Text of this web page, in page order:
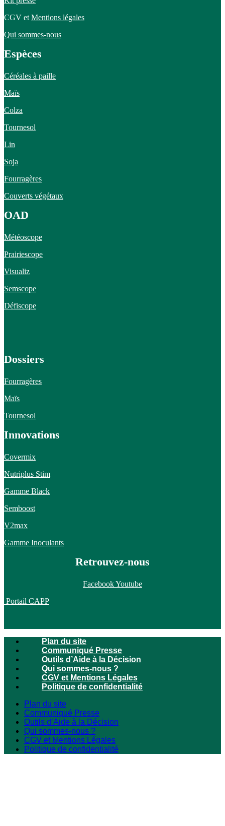
CGV et Mentions légales
Qui sommes-nous
Espèces
Céréales à paille
Maïs
Colza
Tournesol
Lin
Soja
Fourragères
Couverts végétaux
OAD
Météoscope
Prairiescope
Visualiz
Semscope
Défiscope
Dossiers
Fourragères
Maïs
Tournesol
Innovations
Covermix
Nutriplus Stim
Gamme Black
Semboost
V2max
Gamme Inoculants
Retrouvez-nous
FacebookYoutube
Portail CAPP
Plan du site
Communiqué Presse
Outils d’Aide à la Décision
Qui sommes-nous ?
CGV et Mentions Légales
Politique de confidentialité
Plan du site
Communiqué Presse
Outils d’Aide à la Décision
Qui sommes-nous ?
CGV et Mentions Légales
Politique de confidentialité